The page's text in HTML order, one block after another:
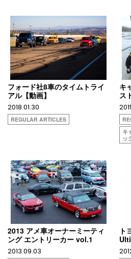
フォード社8車のタイムトライ
アル【動画】
2018.01.30
REGULAR ARTICLES
キ
ス
キ
ッ
2013 アメ車オーナーミーティ
ング エントリーカー vol.1
2013.09.03
ト